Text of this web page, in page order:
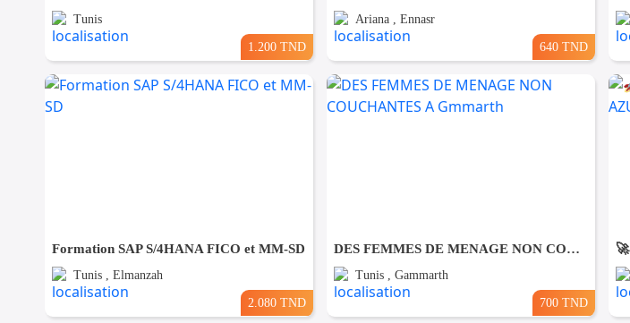
Tunis
1.200 TND
Ariana , Ennasr
640 TND
Formation SAP S/4HANA FICO et MM-SD
Tunis , Elmanzah
2.080 TND
DES FEMMES DE MENAGE NON COUCHANTES A Gmmarth
Tunis , Gammarth
700 TND